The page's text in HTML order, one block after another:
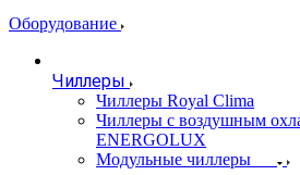
Оборудование
Чиллеры
Чиллеры Royal Clima
Чиллеры с воздушным
ENERGOLUX
Модульные чиллеры